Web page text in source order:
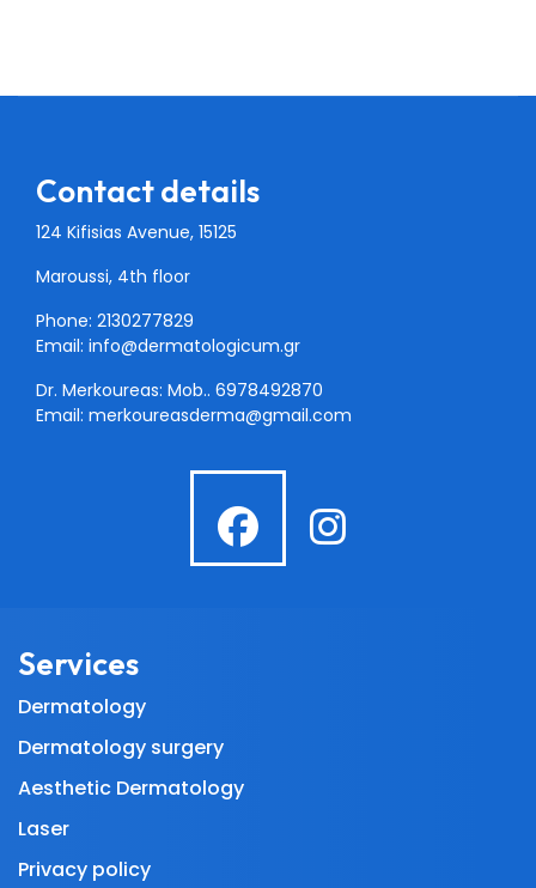
Contact details
124 Kifisias Avenue, 15125
Maroussi, 4th floor
Phone: 2130277829
Email: info@dermatologicum.gr
Dr. Merkoureas: Mob.. 6978492870
Email: merkoureasderma@gmail.com
fab fab
Services
Dermatology
Dermatology surgery
Aesthetic Dermatology
Laser
Privacy policy